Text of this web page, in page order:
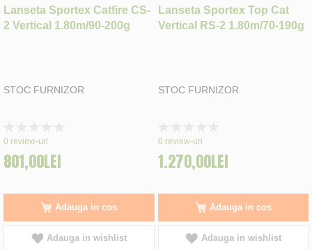
Lanseta Sportex Catfire CS-
2 Vertical 1.80m/90-200g
STOC FURNIZOR
0%
0 review-uri
801,00LEI
Adauga in cos
Adauga in wishlist
Lanseta Sportex Top Cat
Vertical RS-2 1.80m/70-190g
STOC FURNIZOR
0%
0 review-uri
1.270,00LEI
Adauga in cos
Adauga in wishlist